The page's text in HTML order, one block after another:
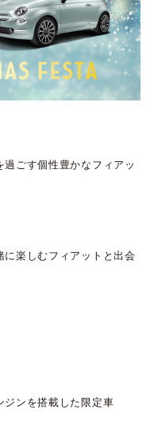
ごす個性豊かなフィアッ
楽しむフィアットと出会
ジンを搭載した限定車